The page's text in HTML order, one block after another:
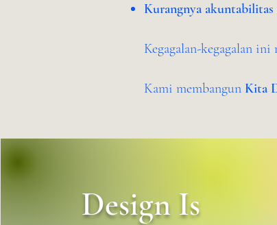
Kurangnya akuntabilitas
Kegagalan-kegagalan
Kami membangun Kita
Design Is